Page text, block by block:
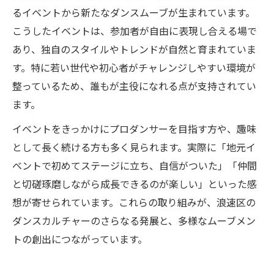
るイベントから新たなダンスムーブが生まれています。
こうしたイベントは、参加者が自由に表現し合える場で
あり、独自のスタイルやトレンドが自然と育まれていま
す。特に若い世代や初心者がチャレンジしやすい環境が
整っているため、誰もが主役になれる点が支持されてい
ます。
イベントをきっかけにプロダンサーを目指す方や、趣味
として長く続ける方も多く見られます。実際に「地元イ
ベントで初めてステージに立ち、自信がついた」「仲間
と切磋琢磨しながら成長できるのが楽しい」といった感
想が寄せられています。これらの取り組みが、浪速区の
ダンスカルチャーのさらなる発展と、多様なムーブメン
トの創出につながっています。